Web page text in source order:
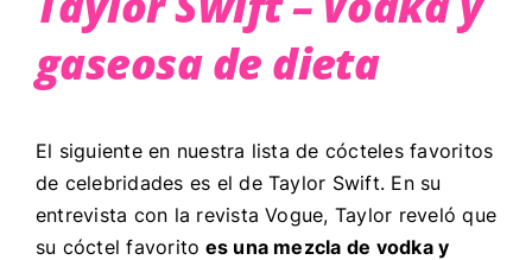
gaseosa de dieta
El siguiente en nuestra lista de cócteles favoritos
de celebridades es el de Taylor Swift. En su
entrevista con la revista Vogue, Taylor reveló que
su cóctel favorito es una mezcla de vodka y